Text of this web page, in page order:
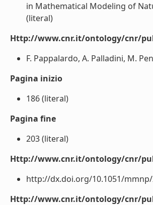
in Mathematical Modeling of
(literal)
Http://www.cnr.it/ontology/cnr/
F. Pappalardo, A. Palladini, M.
Pagina inizio
186 (literal)
Pagina fine
203 (literal)
Http://www.cnr.it/ontology/cnr/
http://dx.doi.org/10.1051/
Http://www.cnr.it/ontology/cnr/